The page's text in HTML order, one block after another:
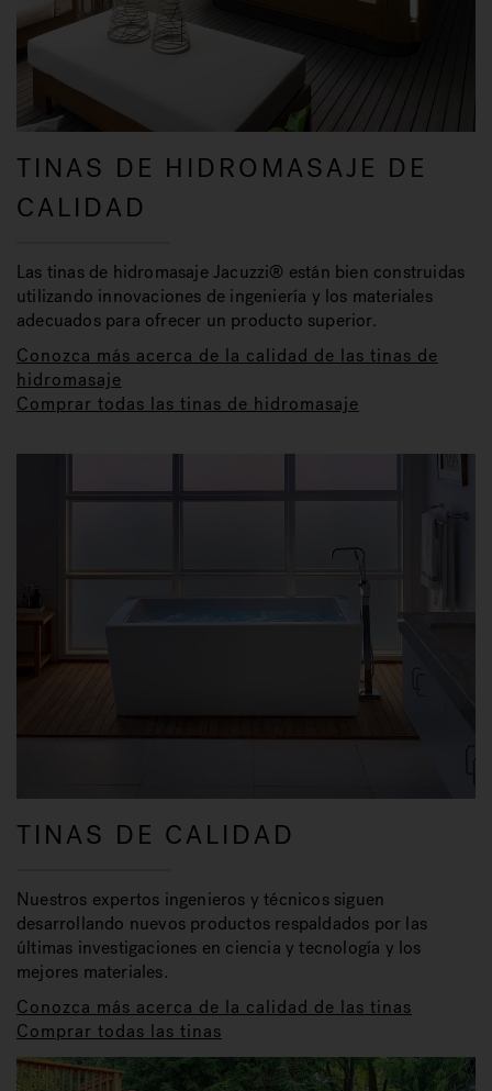
TINAS DE HIDROMASAJE DE
CALIDAD
Las tinas de hidromasaje Jacuzzi® están bien construidas
utilizando innovaciones de ingeniería y los materiales
adecuados para ofrecer un producto superior.
Conozca más acerca de la calidad de las tinas de
hidromasaje
Comprar todas las tinas de hidromasaje
TINAS DE CALIDAD
Nuestros expertos ingenieros y técnicos siguen
desarrollando nuevos productos respaldados por las
últimas investigaciones en ciencia y tecnología y los
mejores materiales.
Conozca más acerca de la calidad de las tinas
Comprar todas las tinas